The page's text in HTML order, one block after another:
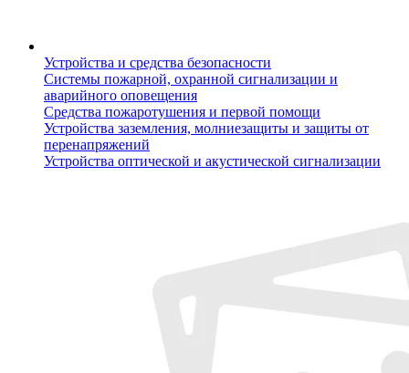
Устройства и средства безопасности
Системы пожарной, охранной сигнализации и
аварийного оповещения
Средства пожаротушения и первой помощи
Устройства заземления, молниезащиты и защиты от
перенапряжений
Устройства оптической и акустической сигнализации